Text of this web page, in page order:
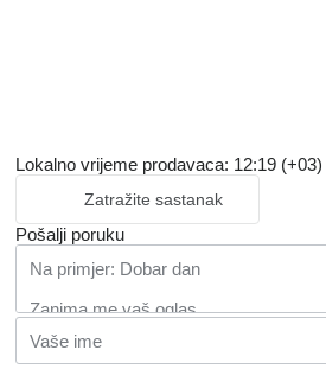
Lokalno vrijeme prodavaca: 12:19 (+03)
Zatražite sastanak
Pošalji poruku